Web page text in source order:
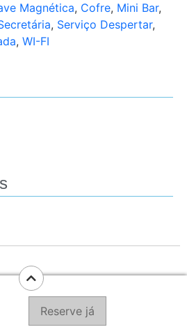
Magnética, Cofre, Mini Bar,
, Serviço Despertar,
, WI-FI
Reserve já